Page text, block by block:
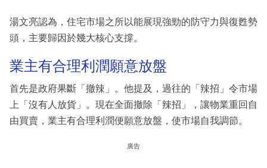
湯文亮認為，住宅市場之所以能展現強勁的防守力與復甦勢
頭，主要歸因於幾大核心支撐。
業主有合理利潤願意放盤
首先是政府果斷「撤辣」。他提及，過往的「辣招」令市場
上「沒有人放貨」。現在全面撤除「辣招」，讓物業重回自
由買賣，業主有合理利潤便願意放盤，使市場自我調節。
廣告